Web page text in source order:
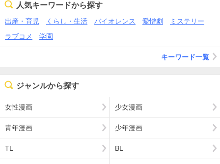
人気キーワードから探す
出産・育児 くらし・生活 バイオレンス 愛憎劇
ミステリー
ラブコメ
学園
キーワード一覧
ジャンルから探す
女性漫画 少女漫画
青年漫画 少年漫画
TL BL